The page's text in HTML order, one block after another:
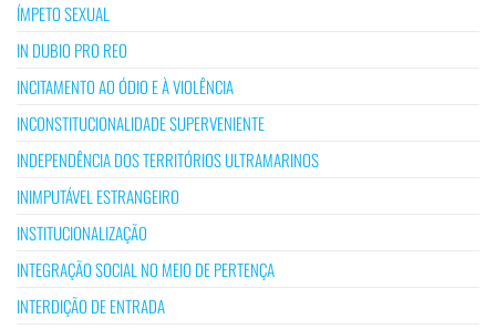
ÍMPETO SEXUAL
IN DUBIO PRO REO
INCITAMENTO AO ÓDIO E À VIOLÊNCIA
INCONSTITUCIONALIDADE SUPERVENIENTE
INDEPENDÊNCIA DOS TERRITÓRIOS ULTRAMARINOS
INIMPUTÁVEL ESTRANGEIRO
INSTITUCIONALIZAÇÃO
INTEGRAÇÃO SOCIAL NO MEIO DE PERTENÇA
INTERDIÇÃO DE ENTRADA